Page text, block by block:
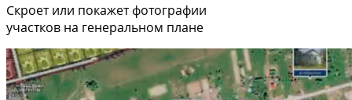
Скроет или покажет фотографии
участков на генеральном плане